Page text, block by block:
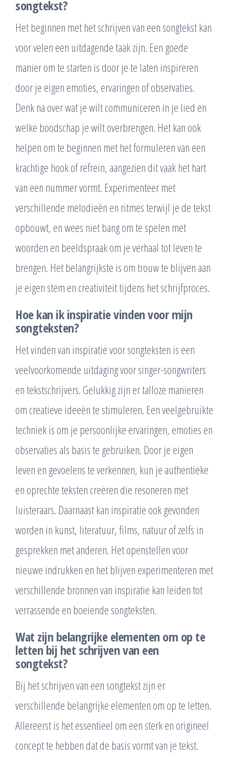
songtekst?
Het beginnen met het schrijven van een songtekst kan
voor velen een uitdagende taak zijn. Een goede
manier om te starten is door je te laten inspireren
door je eigen emoties, ervaringen of observaties.
Denk na over wat je wilt communiceren in je lied en
welke boodschap je wilt overbrengen. Het kan ook
helpen om te beginnen met het formuleren van een
krachtige hook of refrein, aangezien dit vaak het hart
van een nummer vormt. Experimenteer met
verschillende melodieën en ritmes terwijl je de tekst
opbouwt, en wees niet bang om te spelen met
woorden en beeldspraak om je verhaal tot leven te
brengen. Het belangrijkste is om trouw te blijven aan
je eigen stem en creativiteit tijdens het schrijfproces.
Hoe kan ik inspiratie vinden voor mijn
songteksten?
Het vinden van inspiratie voor songteksten is een
veelvoorkomende uitdaging voor singer-songwriters
en tekstschrijvers. Gelukkig zijn er talloze manieren
om creatieve ideeën te stimuleren. Een veelgebruikte
techniek is om je persoonlijke ervaringen, emoties en
observaties als basis te gebruiken. Door je eigen
leven en gevoelens te verkennen, kun je authentieke
en oprechte teksten creëren die resoneren met
luisteraars. Daarnaast kan inspiratie ook gevonden
worden in kunst, literatuur, films, natuur of zelfs in
gesprekken met anderen. Het openstellen voor
nieuwe indrukken en het blijven experimenteren met
verschillende bronnen van inspiratie kan leiden tot
verrassende en boeiende songteksten.
Wat zijn belangrijke elementen om op te
letten bij het schrijven van een
songtekst?
Bij het schrijven van een songtekst zijn er
verschillende belangrijke elementen om op te letten.
Allereerst is het essentieel om een sterk en origineel
concept te hebben dat de basis vormt van je tekst.